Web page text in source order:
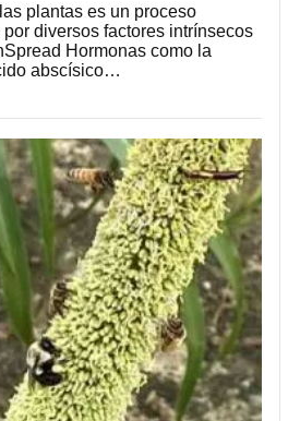
plantas es un proceso
diversos factores intrínsecos
Hormonas como la
abscísico…